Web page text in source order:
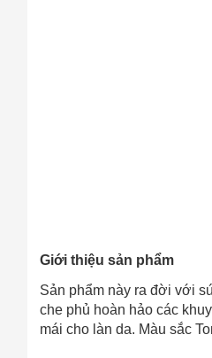
Giới thiệu sản phẩm
Sản phẩm này ra đời với
che phủ hoàn hảo các
mái cho làn da. Màu sắc